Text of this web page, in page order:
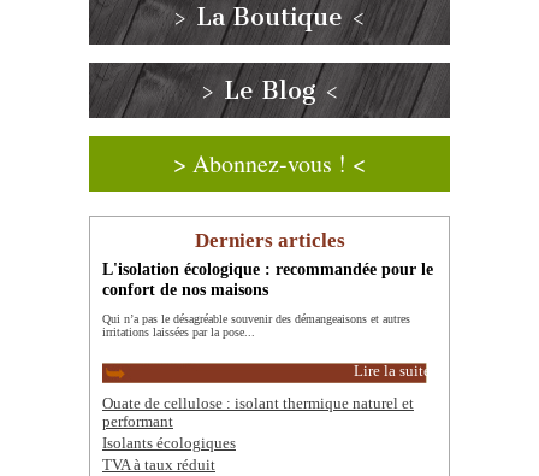
> La Boutique <
> Le Blog <
> Abonnez-vous ! <
Derniers articles
L'isolation écologique : recommandée pour le
confort de nos maisons
Qui n’a pas le désagréable souvenir des démangeaisons et autres
irritations laissées par la pose...
Lire la suite
Ouate de cellulose : isolant thermique naturel et
performant
Isolants écologiques
TVA à taux réduit